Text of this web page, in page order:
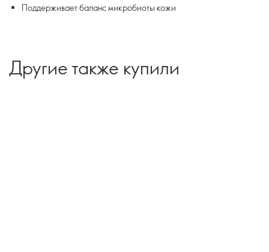
Поддерживает баланс микробиоты кожи
Другие также купили